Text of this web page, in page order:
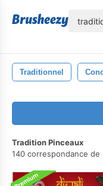
Traditionnel
Tradition Pinceaux
140 correspondance de